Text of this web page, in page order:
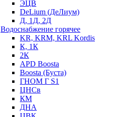
ЭЦВ
DeLium (ДеЛиум)
Д, 1Д, 2Д
Водоснабжение горячее
KR, KRM, KRL Kordis
К, 1К
2К
APD Boosta
Boosta (Буста)
ГНОМ Г S1
ЦНСв
КМ
ДНА